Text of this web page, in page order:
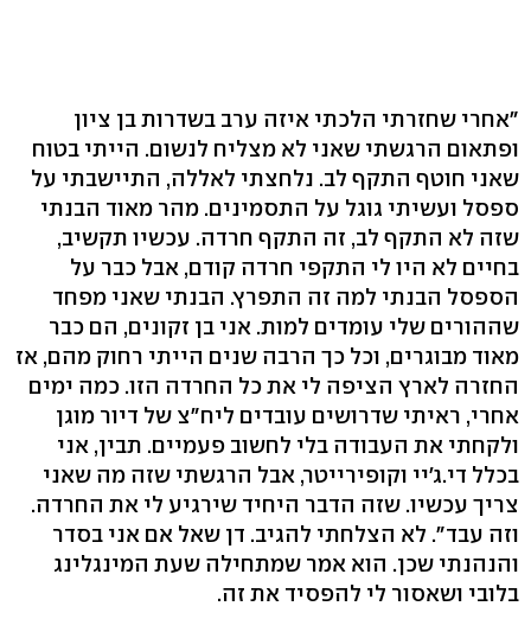
"אחרי שחזרתי הלכתי איזה ערב בשדרות בן ציון
ופתאום הרגשתי שאני לא מצליח לנשום. הייתי בטוח
שאני חוטף התקף לב. נלחצתי לאללה, התיישבתי על
ספסל ועשיתי גוגל על התסמינים. מהר מאוד הבנתי
שזה לא התקף לב, זה התקף חרדה. עכשיו תקשיב,
בחיים לא היו לי התקפי חרדה קודם, אבל כבר על
הספסל הבנתי למה זה התפרץ. הבנתי שאני מפחד
שההורים שלי עומדים למות. אני בן זקונים, הם כבר
מאוד מבוגרים, וכל כך הרבה שנים הייתי רחוק מהם, אז
החזרה לארץ הציפה לי את כל החרדה הזו. כמה ימים
אחרי, ראיתי שדרושים עובדים ליח"צ של דיור מוגן
ולקחתי את העבודה בלי לחשוב פעמיים. תבין, אני
בכלל די.ג'יי וקופירייטר, אבל הרגשתי שזה מה שאני
צריך עכשיו. שזה הדבר היחיד שירגיע לי את החרדה.
וזה עבד". לא הצלחתי להגיב. דן שאל אם אני בסדר
והנהנתי שכן. הוא אמר שמתחילה שעת המינגלינג
בלובי ושאסור לי להפסיד את זה.